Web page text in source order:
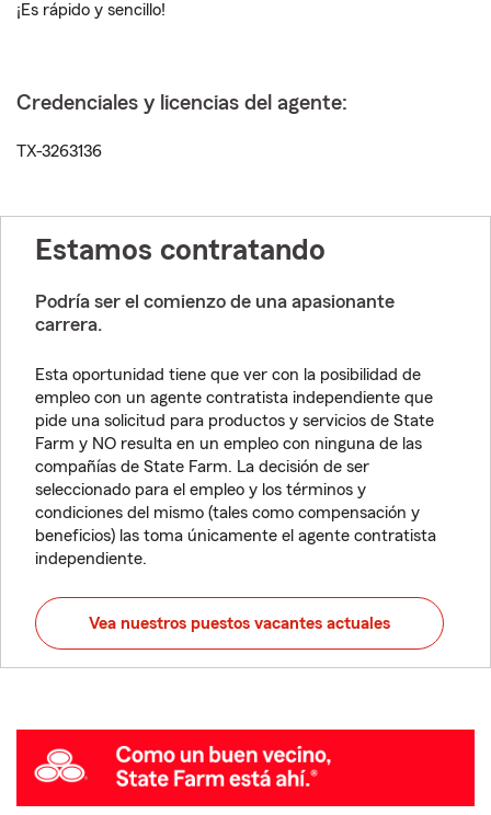
¡Es rápido y sencillo!
Credenciales y licencias del agente:
TX-3263136
Estamos contratando
Podría ser el comienzo de una apasionante
carrera.
Esta oportunidad tiene que ver con la posibilidad de
empleo con un agente contratista independiente que
pide una solicitud para productos y servicios de State
Farm y NO resulta en un empleo con ninguna de las
compañías de State Farm. La decisión de ser
seleccionado para el empleo y los términos y
condiciones del mismo (tales como compensación y
beneficios) las toma únicamente el agente contratista
independiente.
Vea nuestros puestos vacantes actuales